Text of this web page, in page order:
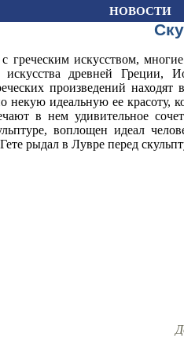
НОВОСТИ
с греческим искусством,
искусства древней Греции,
произведений
некую идеальную ее красоту,
в нем удивительное
воплощен идеал
рыдал в Лувре перед